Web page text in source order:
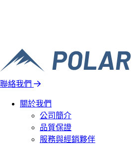
聯絡我們
關於我們
公司簡介
品質保證
服務與經銷夥伴